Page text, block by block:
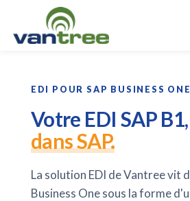
contenu
EDI POUR SAP BUSINESS ONE
Votre EDI SAP B1,
dans SAP.
La solution EDI de Vantree vit
Business One sous la forme